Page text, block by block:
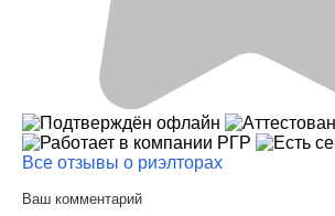
Все отзывы о риэлторах
Ваш комментарий